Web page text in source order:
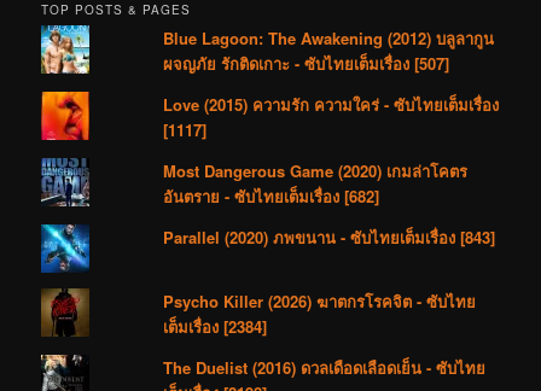
TOP POSTS & PAGES
Blue Lagoon: The Awakening (2012) บลูลากูน
ผจญภัย รักติดเกาะ - ซับไทยเต็มเรื่อง [507]
Love (2015) ความรัก ความใคร่ - ซับไทยเต็มเรื่อง
[1117]
Most Dangerous Game (2020) เกมล่าโคตร
อันตราย - ซับไทยเต็มเรื่อง [682]
Parallel (2020) ภพขนาน - ซับไทยเต็มเรื่อง [843]
Psycho Killer (2026) ฆาตกรโรคจิต - ซับไทย
เต็มเรื่อง [2384]
The Duelist (2016) ดวลเดือดเลือดเย็น - ซับไทย